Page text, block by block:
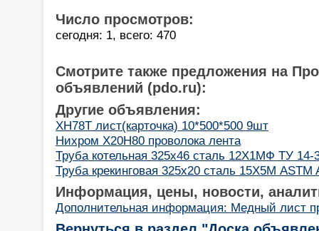
Число просмотров:
сегодня: 1, всего: 470
Смотрите также предложения на
объявлений (pdo.ru):
Другие объявления:
ХН78Т лист(карточка) 10*500*500 9шт
Нихром Х20Н80 проволока лента
Труба котельная 325x46 сталь 12Х1МФ ТУ 14-
Труба крекинговая 325x20 сталь 15Х5М ASTM
Информация, цены, новости,
Дополнительная информация: Медный лист